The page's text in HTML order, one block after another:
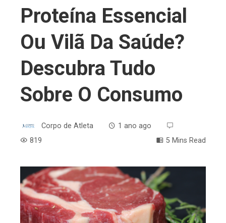
Proteína Essencial
Ou Vilã Da Saúde?
Descubra Tudo
Sobre O Consumo
Corpo de Atleta
1 ano ago
819
5 Mins Read